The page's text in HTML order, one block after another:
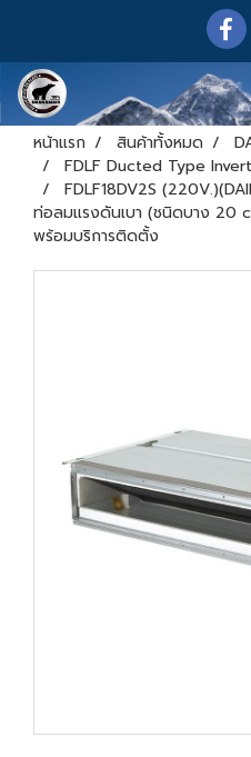
หน้าแรก สินค้าทั้งหมด
FDLF Ducted Type
FDLF18DV2S
ท่อลมแรงดันเบา (ชนิดบาง 20
พร้อมบริการติดตั้ง